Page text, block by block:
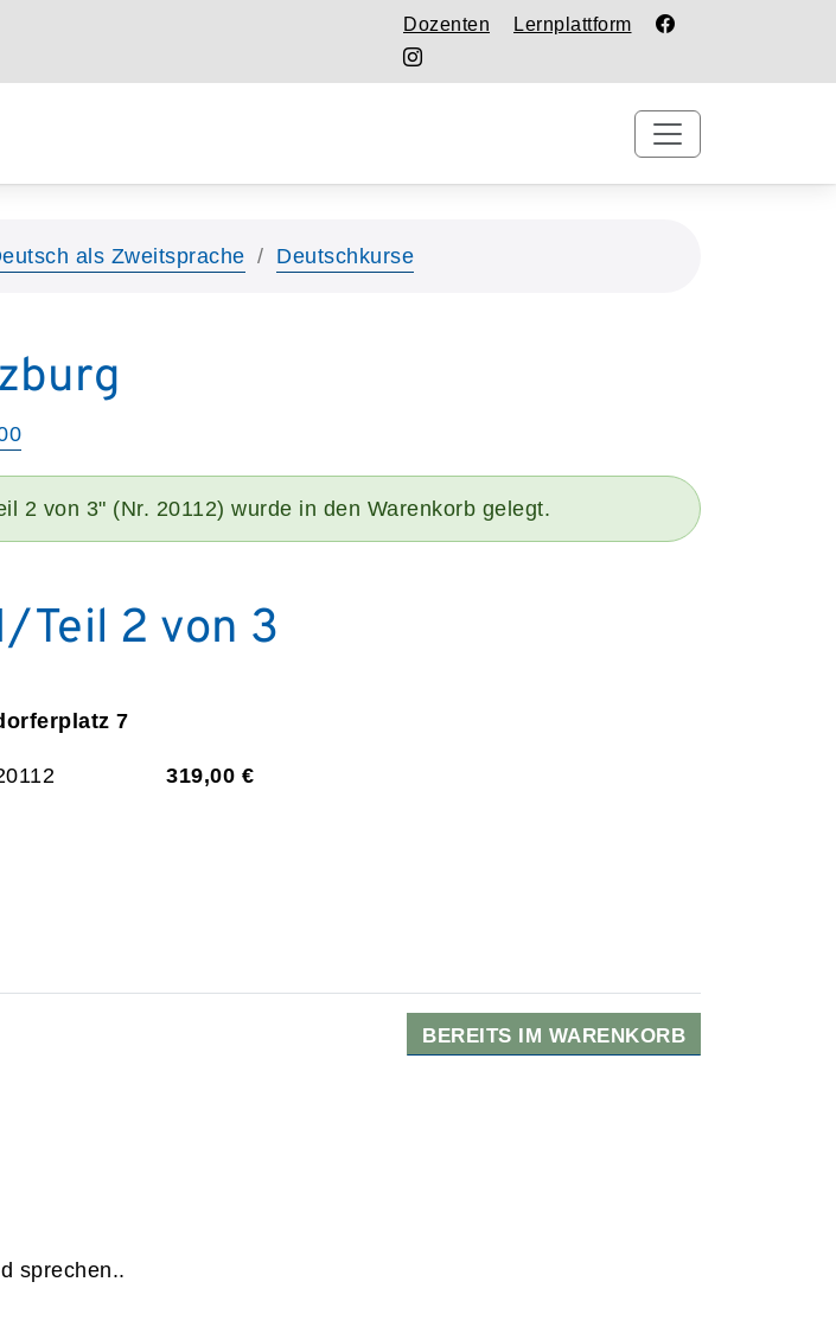
Dozenten Lernplattform
als Zweitsprache Deutschkurse
2 von 3" (Nr. 20112) wurde in den Warenkorb gelegt.
Teil 2 von 3
7
319,00 €
BEREITS IM WARENKORB
sprechen..